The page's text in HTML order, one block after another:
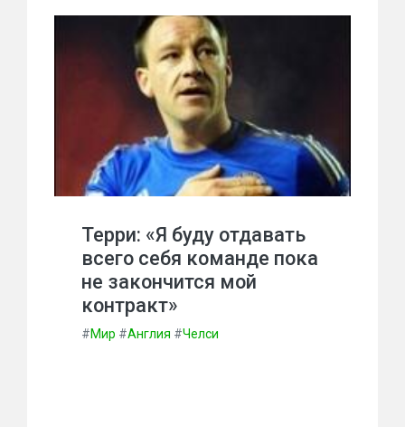
Терри: «Я буду отдавать
всего себя команде пока
не закончится мой
контракт»
#Мир #Англия #Челси